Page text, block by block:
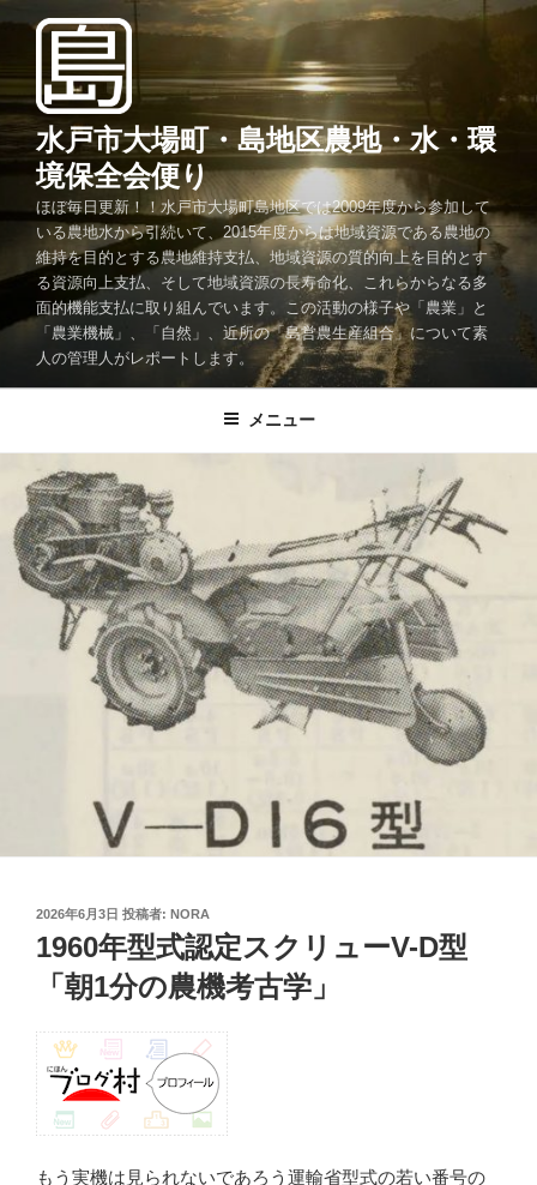
ン
ツ
プ
水戸市大場町・島地区農地・水・環
境保全会便り
ほぼ毎日更新！！水戸市大場町島地区では2009年度から参加して
いる農地水から引続いて、2015年度からは地域資源である農地の
維持を目的とする農地維持支払、地域資源の質的向上を目的とす
る資源向上支払、そして地域資源の長寿命化、これらからなる多
面的機能支払に取り組んでいます。この活動の様子や「農業」と
「農業機械」、「自然」、近所の「島営農生産組合」について素
人の管理人がレポートします。
メニュー
投
稿
日:
2026年6月3日 投稿者: NORA
1960年型式認定スクリューV-D型
「朝1分の農機考古学」
もう実機は見られないであろう運輸省型式の若い番号の